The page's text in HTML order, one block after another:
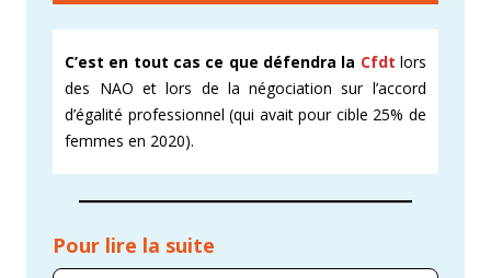
C’est en tout cas ce que défendra la Cfdt lors
des NAO et lors de la négociation sur l’accord
d’égalité professionnel (qui avait pour cible 25% de
femmes en 2020).
Pour lire la suite